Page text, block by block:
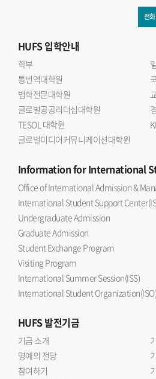
전
HUFS입학안내
학부
통번역대학원
법학전문대학원
글로벌공공리더십대학원
TESOL 대학원
글로벌미디어커뮤니케이션대학원
Informationfor International
Office of International Admission &
International Student Support
Undergraduate Admission
Graduate Admission
Student Exchange Program
Visiting Program
International Summer Session(ISS)
International Student Organization(ISO)
HUFS발전기금
기금 소개
명예의 전당
참여하기